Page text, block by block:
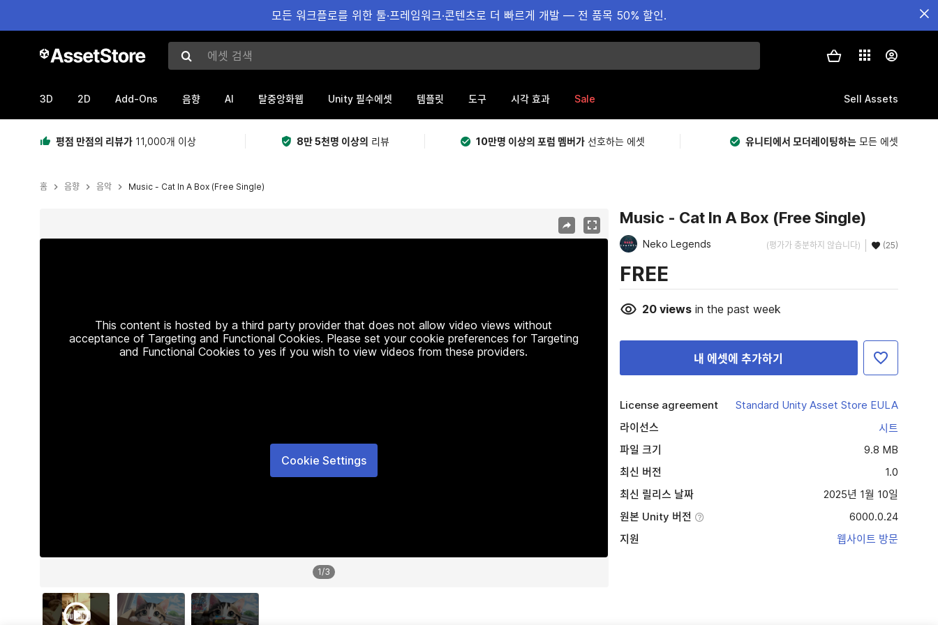
모든 워크플로를 위한 툴·프레임워크·콘텐츠로 더 빠르게 개발 — 전 품목 50% 할인.
에셋 검색
3D 2D Add-Ons 음향 AI 탈중앙화웹 Unity 필수에셋 템플릿 도구 시각 효과 Sale Sell Assets
평점 만점의 리뷰가 11,000개 이상 8만 5천명 이상의 리뷰 10만명 이상의 포럼 멤버가 선호하는 에셋 유니티에서 모더레이팅하는 모든 에셋
홈 음향 음악 Music - Cat In A Box (Free Single)
This content is hosted by a third party provider that does not allow video views without
acceptance of Targeting and Functional Cookies. Please set your cookie preferences for Targeting
and Functional Cookies to yes if you wish to view videos from these providers.
Cookie Settings
1/3
Music - Cat In A Box (Free Single)
Neko Legends (평가가 충분하지 않습니다) (25)
FREE
20viewsin the past week
내 에셋에 추가하기
License agreement
Standard Unity Asset Store EULA
라이선스
시트
파일 크기
9.8 MB
최신 버전
1.0
최신 릴리스 날짜
2025년 1월 10일
원본 Unity 버전
6000.0.24
지원
웹사이트 방문